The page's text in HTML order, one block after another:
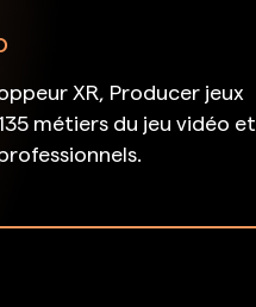
XR, Producer jeux
métiers du jeu vidéo